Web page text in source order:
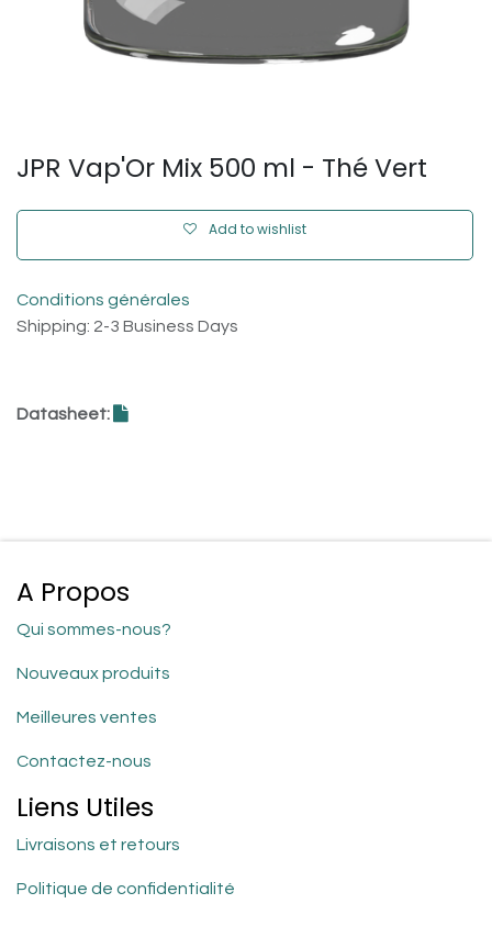
JPR Vap'Or Mix 500 ml - Thé Vert
Add to wishlist
Conditions générales
Shipping: 2-3 Business Days
Datasheet:
A Propos
Qui sommes-nous?
Nouveaux produits
Meilleures ventes
Contactez-nous
Liens Utiles
Livraisons et retours
Politique de confidentialité